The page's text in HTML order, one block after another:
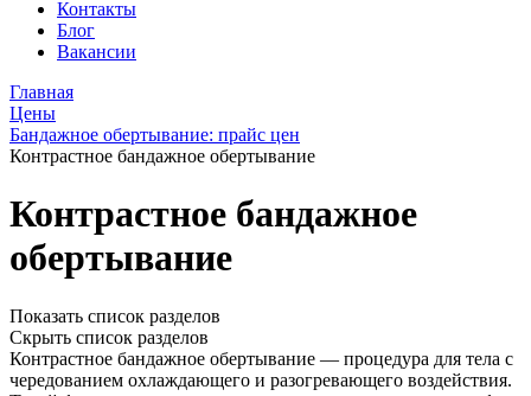
Контакты
Блог
Вакансии
Главная
Цены
Бандажное обертывание: прайс цен
Контрастное бандажное обертывание
Контрастное бандажное
обертывание
Показать список разделов
Скрыть список разделов
Контрастное бандажное обертывание — процедура для тела с
чередованием охлаждающего и разогревающего воздействия.